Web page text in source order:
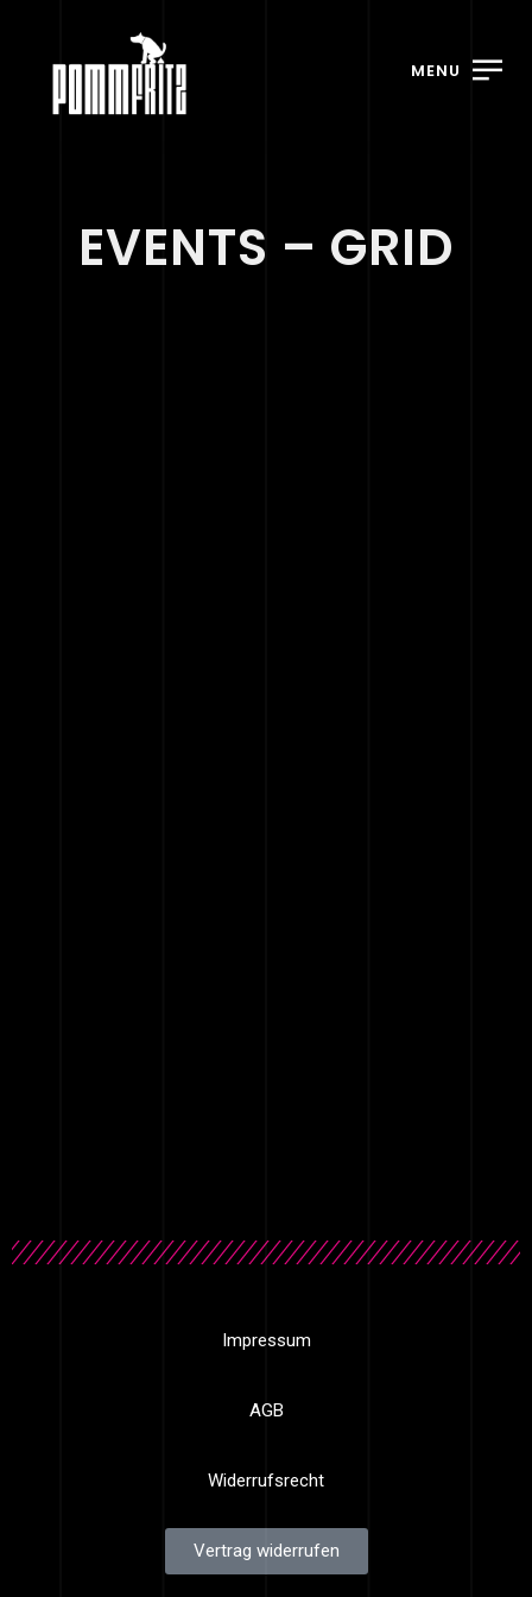
MENU
EVENTS – GRID
Impressum
AGB
Widerrufsrecht
Vertrag widerrufen